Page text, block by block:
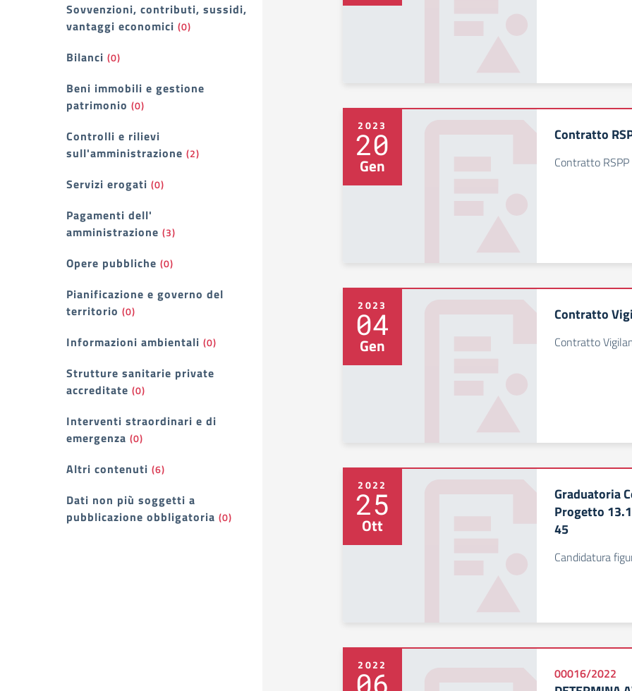
Sovvenzioni, contributi, sussidi,
vantaggi economici (0)
Bilanci (0)
Beni immobili e gestione
patrimonio (0)
Controlli e rilievi
sull'amministrazione (2)
Servizi erogati (0)
Pagamenti dell'
amministrazione (3)
Opere pubbliche (0)
Pianificazione e governo del
territorio (0)
Informazioni ambientali (0)
Strutture sanitarie private
accreditate (0)
Interventi straordinari e di
emergenza (0)
Altri contenuti (6)
Dati non più soggetti a
pubblicazione obbligatoria (0)
2023
20
Gen
Contratto
Contratto
2023
04
Gen
Contratto
Contratto
2022
25
Ott
Graduatoria
Progetto
45
Candidatura
2022
00016/2022